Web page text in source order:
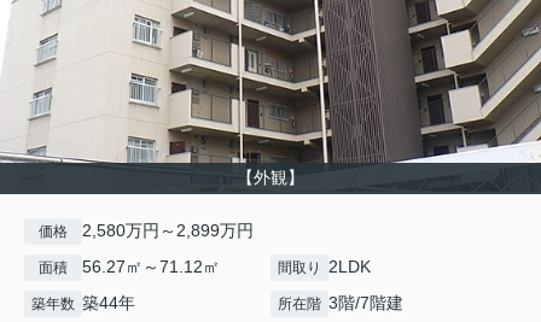
【外観】
価格 2,580万円～2,899万円
面積 56.27㎡～71.12㎡ 間取り 2LDK
築年数 築44年 所在階 3階/7階建